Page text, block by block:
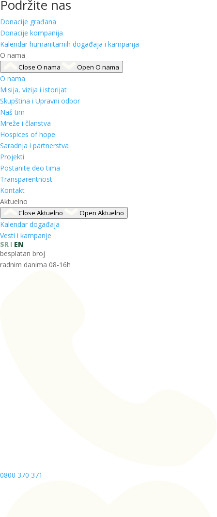
Podržite nas
Donacije građana
Donacije kompanija
Kalendar humanitarnih događaja i kampanja
O nama
Close O nama Open O nama
O nama
Misija, vizija i istorijat
Skupština i Upravni odbor
Naš tim
Mreže i članstva
Hospices of hope
Saradnja i partnerstva
Projekti
Postanite deo tima
Transparentnost
Kontakt
Aktuelno
Close Aktuelno Open Aktuelno
Kalendar događaja
Vesti i kampanje
SR
EN
besplatan broj
radnim danima 08-16h
0800 370 371